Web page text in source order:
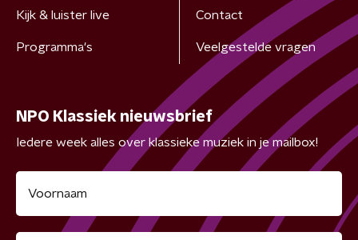
Kijk & luister live
Programma's
Contact
Veelgestelde vragen
NPO Klassiek nieuwsbrief
Iedere week alles over klassieke muziek in je mailbox!